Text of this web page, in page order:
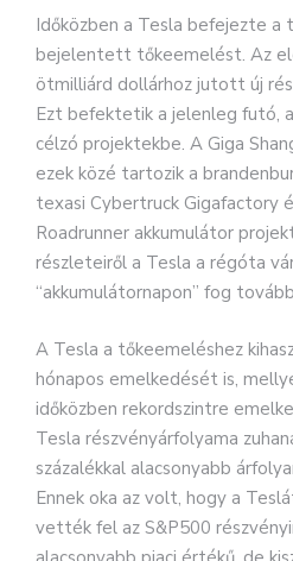
Időközben a Tesla befejezte a
bejelentett tőkeemelést. Az
ötmilliárd dollárhoz jutott új
Ezt befektetik a jelenleg futó,
célzó projektekbe. A Giga
ezek közé tartozik a
texasi Cybertruck Gigafactory
Roadrunner akkumulátor
részleteiről a Tesla a régóta
“akkumulátornapon” fog
A Tesla a tőkeemeléshez
hónapos emelkedését is,
időközben rekordszintre
Tesla részvényárfolyama
százalékkal alacsonyabb
Ennek oka az volt, hogy a
vették fel az S&P500